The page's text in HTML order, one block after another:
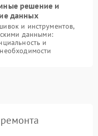
решение и
данных
и инструментов,
данными:
и